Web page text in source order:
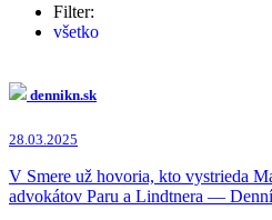
Filter:
všetko
Robert Fico
Maroš Žilinka
Marek Para
Norbert Bödör(1x)
Šutaj Eštok(1x)
dennikn.sk
28.03.2025
V Smere už hovoria, kto vystrieda
advokátov Paru a Lindtnera —